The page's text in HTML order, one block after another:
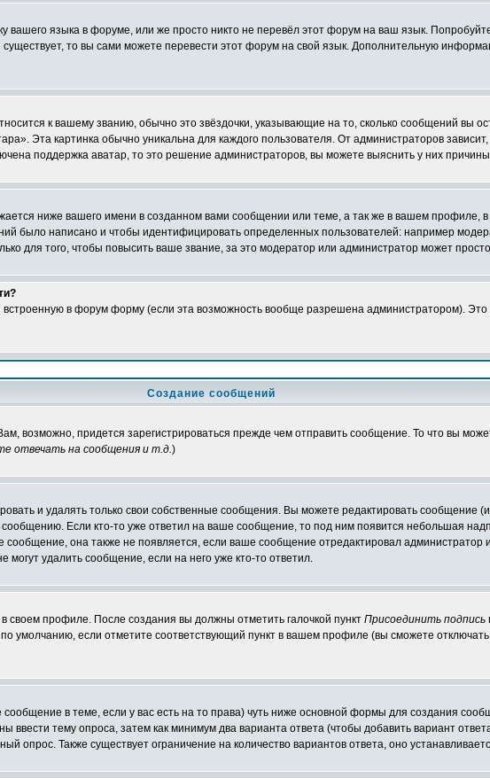
вашего языка в форуме, или же просто никто не перевёл этот форум на ваш язык.
то вы сами можете перевести этот форум на свой язык. Дополнительную
к вашему званию, обычно это звёздочки, указывающие на то, сколько сообщений вы
Эта картинка обычно уникальна для каждого пользователя. От администраторов
поддержка аватар, то это решение администраторов, вы можете выяснить у них
ниже вашего имени в созданном вами сообщении или теме, а так же в вашем профиле, в
было написано и чтобы идентифицировать определенных пользователей: например
для того, чтобы повысить ваше звание, за это модератор или администратор может
встроенную в форум форму (если эта возможность вообще разрешена администратором). Это
Создание сообщений
возможно, придется зарегистрироваться прежде чем отправить сообщение. То что вы
отвечать на сообщения и т.д.)
и удалять только свои собственные сообщения. Вы можете редактировать сообщение
Если кто-то уже ответил на ваше сообщение, то под ним появится небольшая
она также не появляется, если ваше сообщение отредактировал администратор
удалить сообщение, если на него уже кто-то ответил.
своем профиле. После создания вы должны отметить галочкой пункт Присоединить подпись
умолчанию, если отметите соответствующий пункт в вашем профиле (вы сможете
сообщение в теме, если у вас есть на то права) чуть ниже основной формы для создания
ввести тему опроса, затем как минимум два варианта ответа (чтобы добавить вариант
опрос. Также существует ограничение на количество вариантов ответа, оно